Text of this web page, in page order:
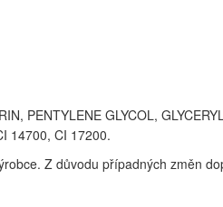
PENTYLENE GLYCOL,
14700, CI 17200.
Z důvodu případných změn